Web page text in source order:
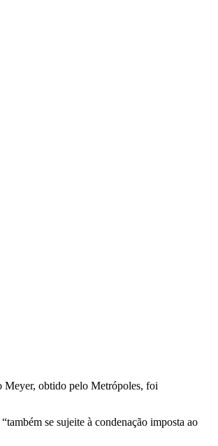
Meyer, obtido pelo Metrópoles, foi
se sujeite à condenação imposta ao